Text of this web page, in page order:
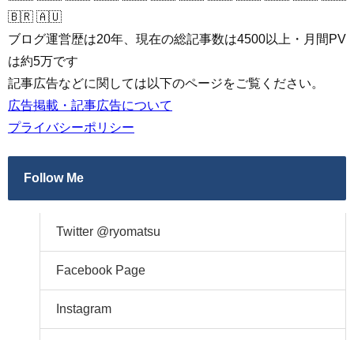
🇧🇷 🇦🇺
ブログ運営歴は20年、現在の総記事数は4500以上・月間PV
は約5万です
記事広告などに関しては以下のページをご覧ください。
広告掲載・記事広告について
プライバシーポリシー
Follow Me
Twitter @ryomatsu
Facebook Page
Instagram